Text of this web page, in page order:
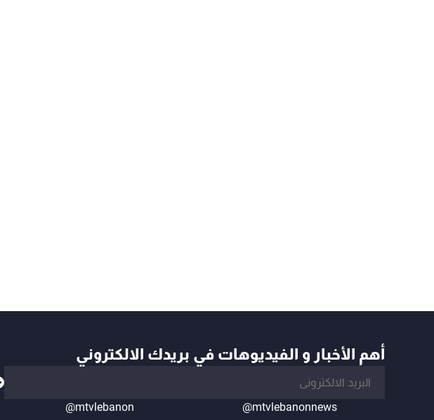
أهم الأخبار و الفيديوهات في بريدك الالكتروني
@mtvlebanonnews
@mtvlebanon